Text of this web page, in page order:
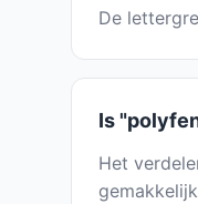
De
Is
Het